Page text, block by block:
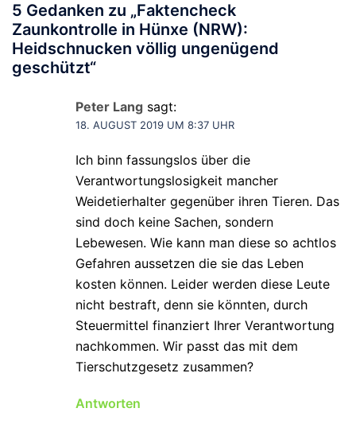
5 Gedanken zu „Faktencheck
Zaunkontrolle in Hünxe (NRW):
Heidschnucken völlig ungenügend
geschützt“
Peter Lang sagt:
18. AUGUST 2019 UM 8:37 UHR
Ich binn fassungslos über die
Verantwortungslosigkeit mancher
Weidetierhalter gegenüber ihren Tieren. Das
sind doch keine Sachen, sondern
Lebewesen. Wie kann man diese so achtlos
Gefahren aussetzen die sie das Leben
kosten können. Leider werden diese Leute
nicht bestraft, denn sie könnten, durch
Steuermittel finanziert Ihrer Verantwortung
nachkommen. Wir passt das mit dem
Tierschutzgesetz zusammen?
Antworten